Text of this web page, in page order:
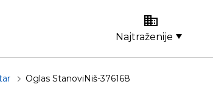
Najtraženije
Oglas StanoviNiš-376168